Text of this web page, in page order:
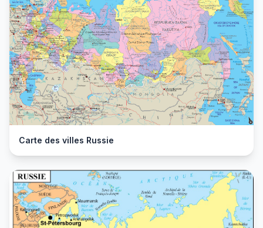
Carte des villes Russie